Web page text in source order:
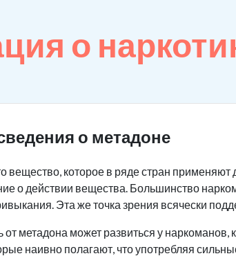
о
о метадоне
вещество, которое в ряде стран
о действии вещества. Большинство
Эта же точка зрения всячески
от метадона может развиться у
наивно полагают, что употребляя